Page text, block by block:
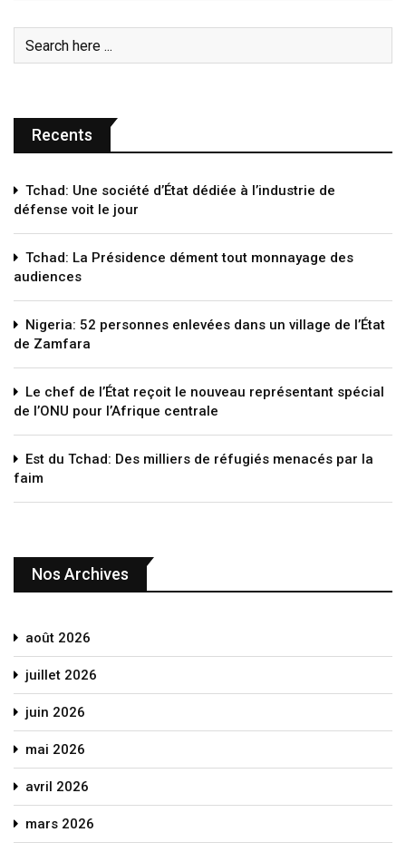
Recents
Tchad: Une société d’État dédiée à l’industrie de
défense voit le jour
Tchad: La Présidence dément tout monnayage des
audiences
Nigeria: 52 personnes enlevées dans un village de l’État
de Zamfara
Le chef de l’État reçoit le nouveau représentant spécial
de l’ONU pour l’Afrique centrale
Est du Tchad: Des milliers de réfugiés menacés par la
faim
Nos Archives
août 2026
juillet 2026
juin 2026
mai 2026
avril 2026
mars 2026